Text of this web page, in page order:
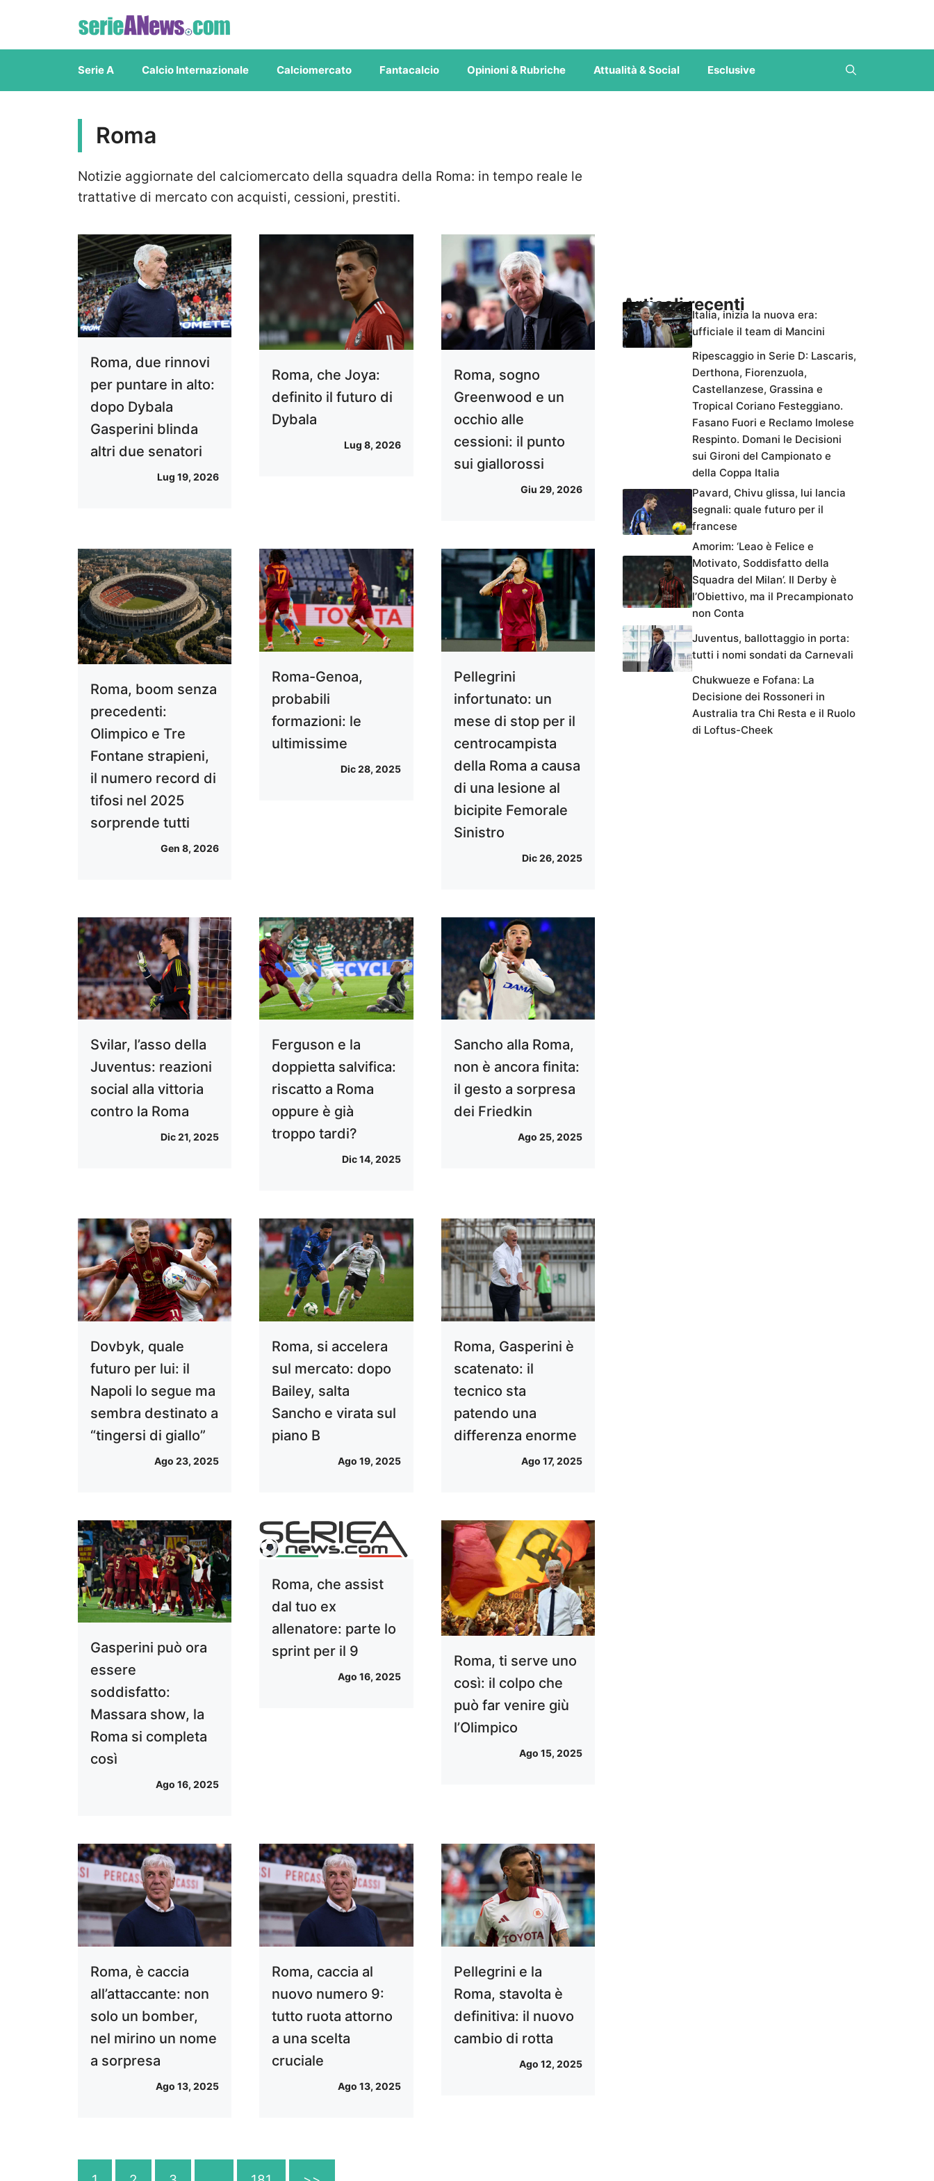
contenuto
Serie A Calcio Internazionale Calciomercato Fantacalcio Opinioni & Rubriche Attualità & Social Esclusive
Roma
Notizie aggiornate del calciomercato della squadra della Roma: in tempo reale le
trattative di mercato con acquisti, cessioni, prestiti.
Roma, due rinnovi
per puntare in alto:
dopo Dybala
Gasperini blinda
altri due senatori
Lug 19, 2026
Roma, che Joya:
definito il futuro di
Dybala
Lug 8, 2026
Roma, sogno
Greenwood e un
occhio alle
cessioni: il punto
sui giallorossi
Giu 29, 2026
Roma, boom senza
precedenti:
Olimpico e Tre
Fontane strapieni,
il numero record di
tifosi nel 2025
sorprende tutti
Gen 8, 2026
Roma-Genoa,
probabili
formazioni: le
ultimissime
Dic 28, 2025
Pellegrini
infortunato: un
mese di stop per il
centrocampista
della Roma a causa
di una lesione al
bicipite Femorale
Sinistro
Dic 26, 2025
Svilar, l’asso della
Juventus: reazioni
social alla vittoria
contro la Roma
Dic 21, 2025
Ferguson e la
doppietta salvifica:
riscatto a Roma
oppure è già
troppo tardi?
Dic 14, 2025
Sancho alla Roma,
non è ancora finita:
il gesto a sorpresa
dei Friedkin
Ago 25, 2025
Dovbyk, quale
futuro per lui: il
Napoli lo segue ma
sembra destinato a
“tingersi di giallo”
Ago 23, 2025
Roma, si accelera
sul mercato: dopo
Bailey, salta
Sancho e virata sul
piano B
Ago 19, 2025
Roma, Gasperini è
scatenato: il
tecnico sta
patendo una
differenza enorme
Ago 17, 2025
Gasperini può ora
essere
soddisfatto:
Massara show, la
Roma si completa
così
Ago 16, 2025
Roma, che assist
dal tuo ex
allenatore: parte lo
sprint per il 9
Ago 16, 2025
Roma, ti serve uno
così: il colpo che
può far venire giù
l’Olimpico
Ago 15, 2025
Roma, è caccia
all’attaccante: non
solo un bomber,
nel mirino un nome
a sorpresa
Ago 13, 2025
Roma, caccia al
nuovo numero 9:
tutto ruota attorno
a una scelta
cruciale
Ago 13, 2025
Pellegrini e la
Roma, stavolta è
definitiva: il nuovo
cambio di rotta
Ago 12, 2025
Articoli recenti
Italia, inizia la nuova era:
ufficiale il team di Mancini
Ripescaggio in Serie D: Lascaris,
Derthona, Fiorenzuola,
Castellanzese, Grassina e
Tropical Coriano Festeggiano.
Fasano Fuori e Reclamo Imolese
Respinto. Domani le Decisioni
sui Gironi del Campionato e
della Coppa Italia
Pavard, Chivu glissa, lui lancia
segnali: quale futuro per il
francese
Amorim: ‘Leao è Felice e
Motivato, Soddisfatto della
Squadra del Milan’. Il Derby è
l’Obiettivo, ma il Precampionato
non Conta
Juventus, ballottaggio in porta:
tutti i nomi sondati da Carnevali
Chukwueze e Fofana: La
Decisione dei Rossoneri in
Australia tra Chi Resta e il Ruolo
di Loftus-Cheek